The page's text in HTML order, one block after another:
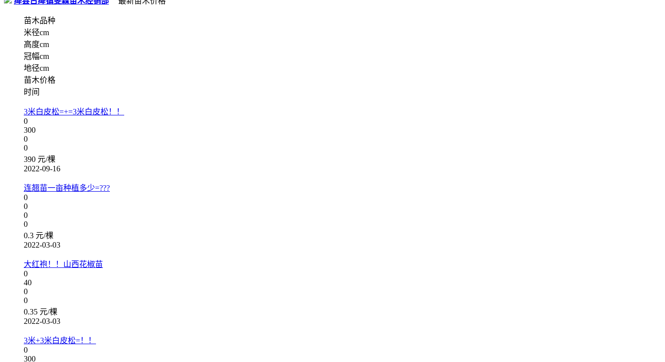
苗木品种
米径cm
高度cm
冠幅cm
地径cm
苗木价格
时间
3米白皮松=+=3米白皮松！！
0
300
0
0
390 元/棵
2022-09-16
连翘苗一亩种植多少=???
0
0
0
0
0.3 元/棵
2022-03-03
大红袍！！山西花椒苗
0
40
0
0
0.35 元/棵
2022-03-03
3米+3米白皮松=！！
0
300